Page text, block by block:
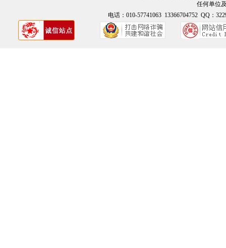
任何单位
电话：010-57741063 13366704752 QQ：